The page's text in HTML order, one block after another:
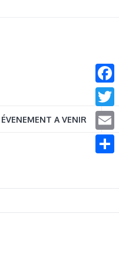
ÉVENEMENT A VENIR
Email